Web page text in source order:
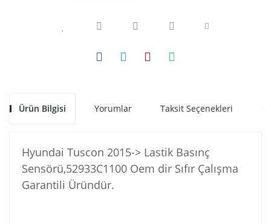
Ürün Bilgisi Yorumlar Taksit Seçenekleri
Hyundai Tuscon 2015-> Lastik Basınç
Sensörü,52933C1100 Oem dir Sıfır Çalışma
Garantili Üründür.